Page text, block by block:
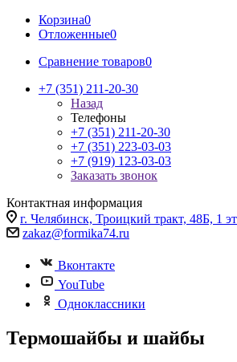
Корзина0
Отложенные0
Сравнение товаров0
+7 (351) 211-20-30
Назад
Телефоны
+7 (351) 211-20-30
+7 (351) 223-03-03
+7 (919) 123-03-03
Заказать звонок
Контактная информация
г. Челябинск, Троицкий тракт, 48Б, 1
zakaz@formika74.ru
Вконтакте
YouTube
Одноклассники
Термошайбы и шайбы